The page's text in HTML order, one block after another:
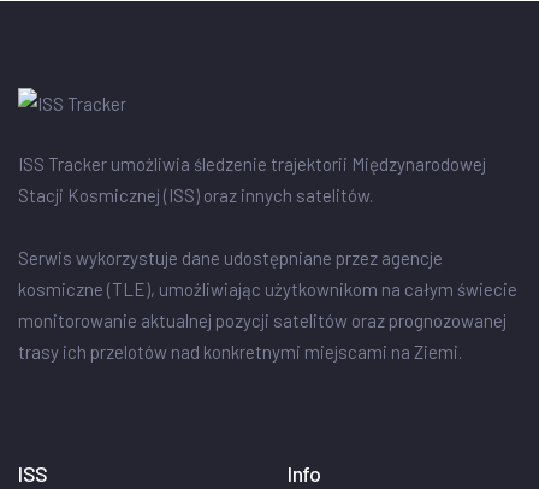
ISS Tracker umożliwia śledzenie trajektorii Międzynarodowej
Stacji Kosmicznej (ISS) oraz innych satelitów.
Serwis wykorzystuje dane udostępniane przez agencje
kosmiczne (TLE), umożliwiając użytkownikom na całym świecie
monitorowanie aktualnej pozycji satelitów oraz prognozowanej
trasy ich przelotów nad konkretnymi miejscami na Ziemi.
ISS Info